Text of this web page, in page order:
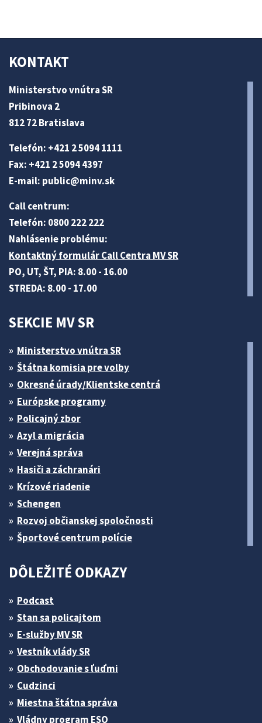
KONTAKT
Ministerstvo vnútra SR
Pribinova 2
812 72 Bratislava
Telefón: +421 2 5094 1111
Fax: +421 2 5094 4397
E-mail: public@minv.sk
Call centrum:
Telefón: 0800 222 222
Nahlásenie problému:
Kontaktný formulár Call Centra MV SR
PO, UT, ŠT, PIA: 8.00 - 16.00
STREDA: 8.00 - 17.00
SEKCIE MV SR
Ministerstvo vnútra SR
Štátna komisia pre volby
Okresné úrady/Klientske centrá
Európske programy
Policajný zbor
Azyl a migrácia
Verejná správa
Hasiči a záchranári
Krízové riadenie
Schengen
Rozvoj občianskej spoločnosti
Športové centrum polície
DÔLEŽITÉ ODKAZY
Podcast
Stan sa policajtom
E-služby MV SR
Vestník vlády SR
Obchodovanie s ľuďmi
Cudzinci
Miestna štátna správa
Vládny program ESO